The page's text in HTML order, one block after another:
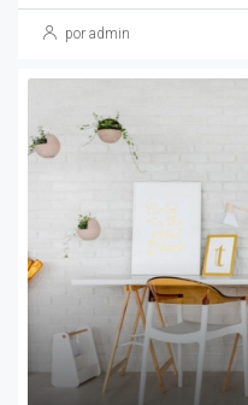
por admin